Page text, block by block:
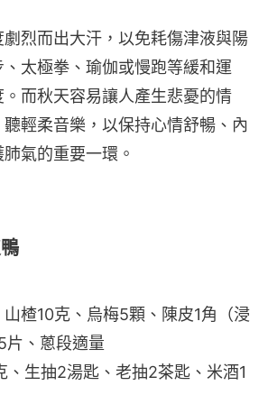
烈而出大汗，以免耗傷津液與陽
太極拳、瑜伽或慢跑等緩和運
而秋天容易讓人產生悲憂的情
輕柔音樂，以保持心情舒暢、內
氣的重要一環。
楂10克、烏梅5顆、陳皮1角（浸
片、蔥段適量
、生抽2湯匙、老抽2茶匙、米酒1